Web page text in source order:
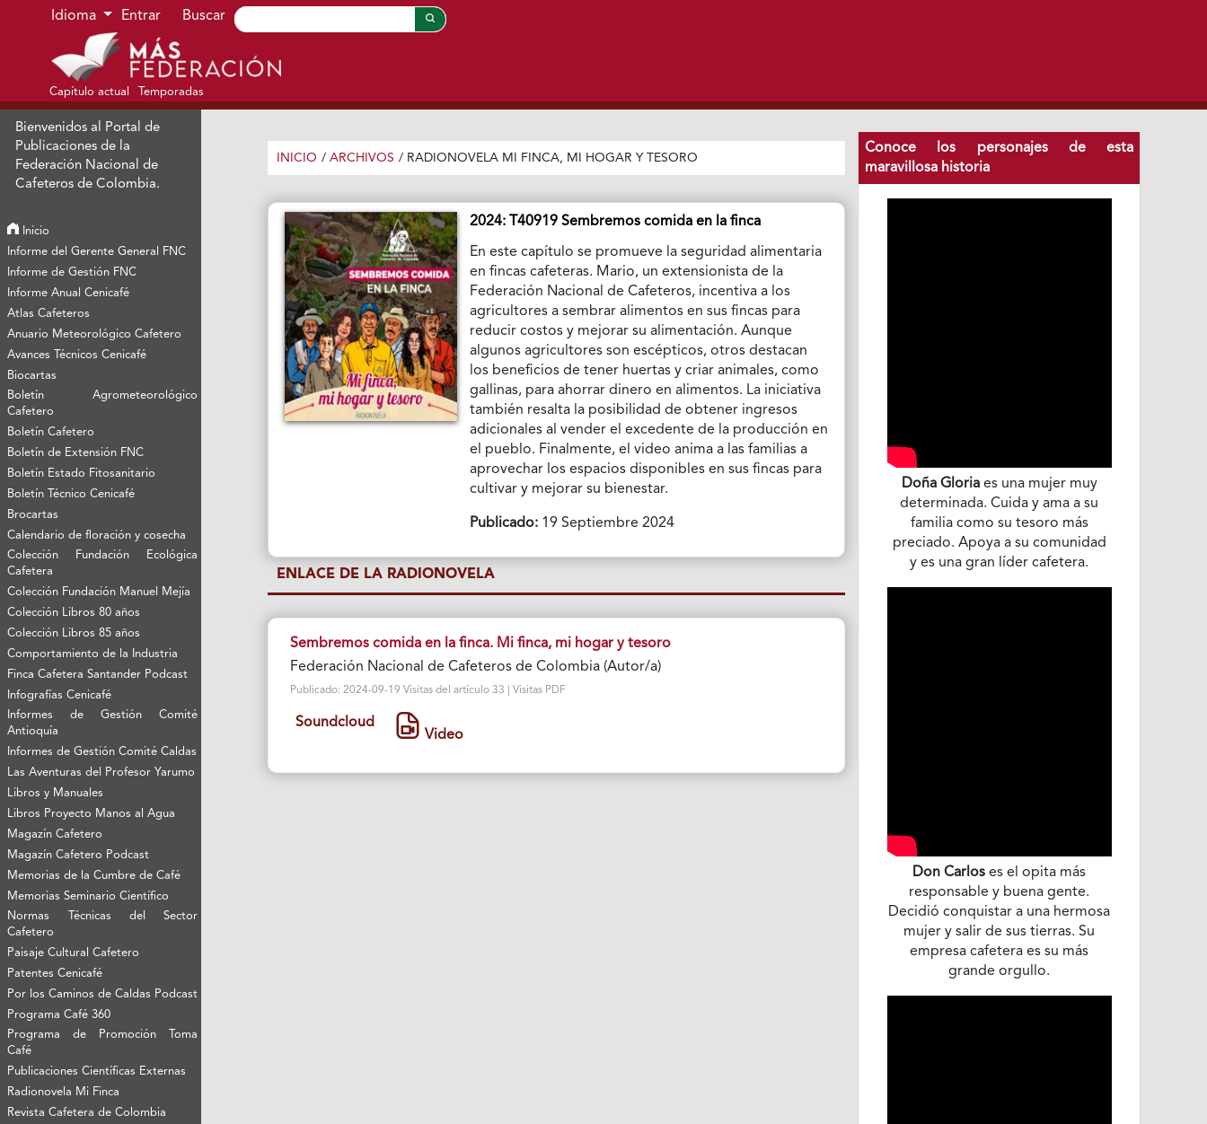
Ir al menú de navegación principal
Ir al contenido principal
Ir al pie de página del sitio
Idioma Entrar Buscar
Capítulo actual Temporadas
Bienvenidos al Portal de
Publicaciones de la
Federación Nacional de
Cafeteros de Colombia.
Inicio
Informe del Gerente General FNC
Informe de Gestión FNC
Informe Anual Cenicafé
Atlas Cafeteros
Anuario Meteorológico Cafetero
Avances Técnicos Cenicafé
Biocartas
Boletín Agrometeorológico
Cafetero
Boletín Cafetero
Boletín de Extensión FNC
Boletín Estado Fitosanitario
Boletín Técnico Cenicafé
Brocartas
Calendario de floración y cosecha
Colección Fundación Ecológica
Cafetera
Colección Fundación Manuel Mejía
Colección Libros 80 años
Colección Libros 85 años
Comportamiento de la Industria
Finca Cafetera Santander Podcast
Infografías Cenicafé
Informes de Gestión Comité
Antioquía
Informes de Gestión Comité Caldas
Las Aventuras del Profesor Yarumo
Libros y Manuales
Libros Proyecto Manos al Agua
Magazín Cafetero
Magazín Cafetero Podcast
Memorias de la Cumbre de Café
Memorias Seminario Científico
Normas Técnicas del Sector
Cafetero
Paisaje Cultural Cafetero
Patentes Cenicafé
Por los Caminos de Caldas Podcast
Programa Café 360
Programa de Promoción Toma
Café
Publicaciones Científicas Externas
Radionovela Mi Finca
Revista Cafetera de Colombia
INICIO / ARCHIVOS / RADIONOVELA MI FINCA, MI HOGAR Y TESORO
2024: T40919 Sembremos comida en la finca
En este capítulo se promueve la seguridad alimentaria
en fincas cafeteras. Mario, un extensionista de la
Federación Nacional de Cafeteros, incentiva a los
agricultores a sembrar alimentos en sus fincas para
reducir costos y mejorar su alimentación. Aunque
algunos agricultores son escépticos, otros destacan
los beneficios de tener huertas y criar animales, como
gallinas, para ahorrar dinero en alimentos. La iniciativa
también resalta la posibilidad de obtener ingresos
adicionales al vender el excedente de la producción en
el pueblo. Finalmente, el video anima a las familias a
aprovechar los espacios disponibles en sus fincas para
cultivar y mejorar su bienestar.
Publicado: 19 Septiembre 2024
ENLACE DE LA RADIONOVELA
Sembremos comida en la finca. Mi finca, mi hogar y tesoro
Federación Nacional de Cafeteros de Colombia (Autor/a)
Publicado: 2024-09-19 Visitas del artículo 33 | Visitas PDF
Soundcloud
Video
Conoce los personajes de esta
maravillosa historia
Doña Gloriaes una mujer muy
determinada. Cuida y ama a su
familia como su tesoro más
preciado. Apoya a su comunidad
y es una gran líder cafetera.
Don Carlos es el opita más
responsable y buena gente.
Decidió conquistar a una hermosa
mujer y salir de sus tierras. Su
empresa cafetera es su más
grande orgullo.